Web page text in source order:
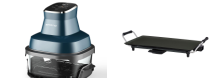
– серия GSE038